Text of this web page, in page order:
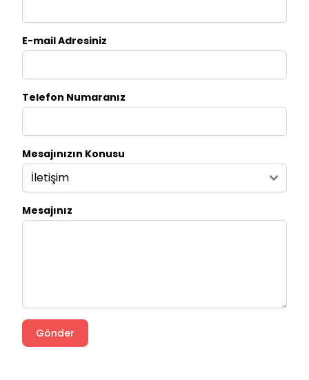
E-mail Adresiniz
Telefon Numaranız
Mesajınızın Konusu
Mesajınız
Gönder